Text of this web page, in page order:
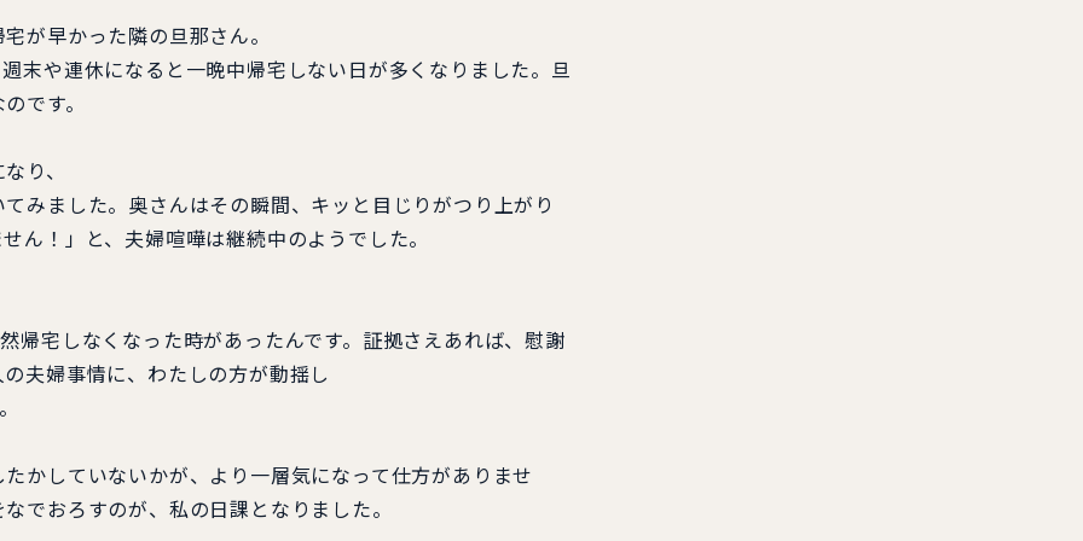
が早かった隣の旦那さん。
や連休になると一晩中帰宅しない日が多くなりました。旦
です。
り、
ました。奥さんはその瞬間、キッと目じりがつり上がり
！」と、夫婦喧嘩は継続中のようでした。
宅しなくなった時があったんです。証拠さえあれば、慰謝
夫婦事情に、わたしの方が動揺し
していないかが、より一層気になって仕方がありませ
でおろすのが、私の日課となりました。